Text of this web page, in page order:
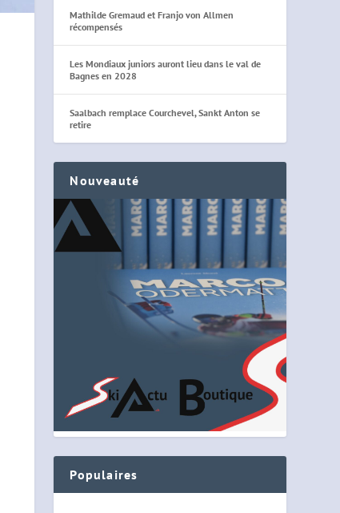
Mathilde Gremaud et Franjo von Allmen
récompensés
Les Mondiaux juniors auront lieu dans le val de
Bagnes en 2028
Saalbach remplace Courchevel, Sankt Anton se
retire
Nouveauté
Populaires